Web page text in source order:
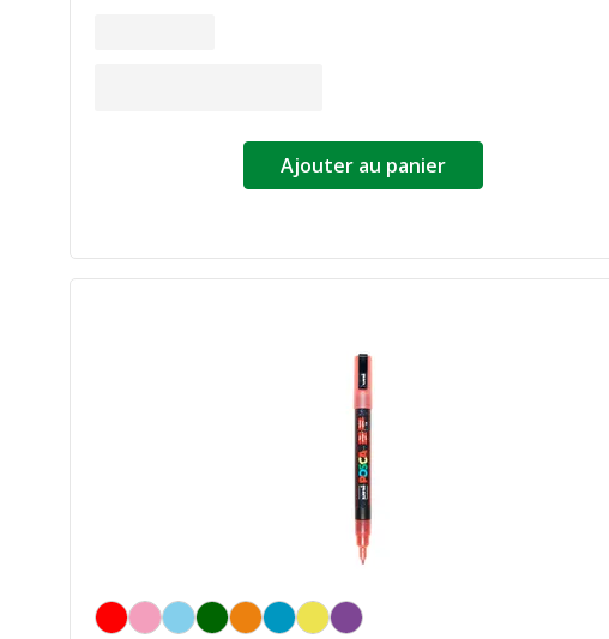
Ajouter au panier
Rouge